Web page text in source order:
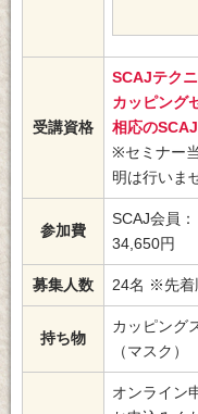
受講資格
SCAJテク
カッピング
相応の
※セミナー
明は行いま
参加費
SCAJ会
34,650円
募集人数 24名 ※先着
持ち物
カッピング
（マスク）
オンライン